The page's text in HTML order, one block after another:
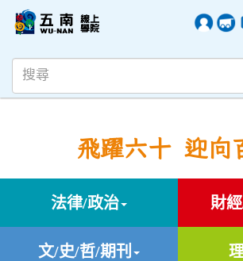
飛躍六十 迎向
法律/政治 財
文/史/哲/期刊